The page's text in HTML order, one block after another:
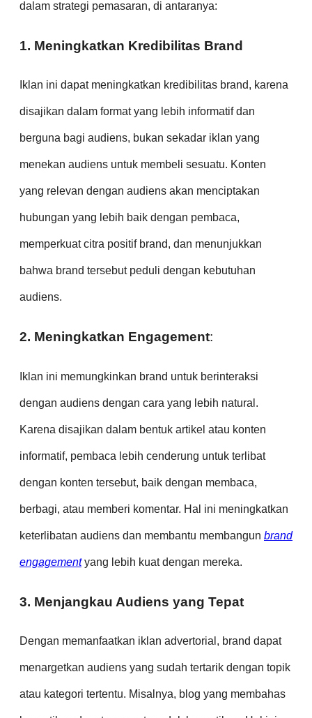
dalam strategi pemasaran, di antaranya:
1. Meningkatkan Kredibilitas Brand
Iklan ini dapat meningkatkan kredibilitas brand, karena
disajikan dalam format yang lebih informatif dan
berguna bagi audiens, bukan sekadar iklan yang
menekan audiens untuk membeli sesuatu. Konten
yang relevan dengan audiens akan menciptakan
hubungan yang lebih baik dengan pembaca,
memperkuat citra positif brand, dan menunjukkan
bahwa brand tersebut peduli dengan kebutuhan
audiens.
2. Meningkatkan Engagement:
Iklan ini memungkinkan brand untuk berinteraksi
dengan audiens dengan cara yang lebih natural.
Karena disajikan dalam bentuk artikel atau konten
informatif, pembaca lebih cenderung untuk terlibat
dengan konten tersebut, baik dengan membaca,
berbagi, atau memberi komentar. Hal ini meningkatkan
keterlibatan audiens dan membantu membangun brand
engagementyang lebih kuat dengan mereka.
3. Menjangkau Audiens yang Tepat
Dengan memanfaatkan iklan advertorial, brand dapat
menargetkan audiens yang sudah tertarik dengan topik
atau kategori tertentu. Misalnya, blog yang membahas